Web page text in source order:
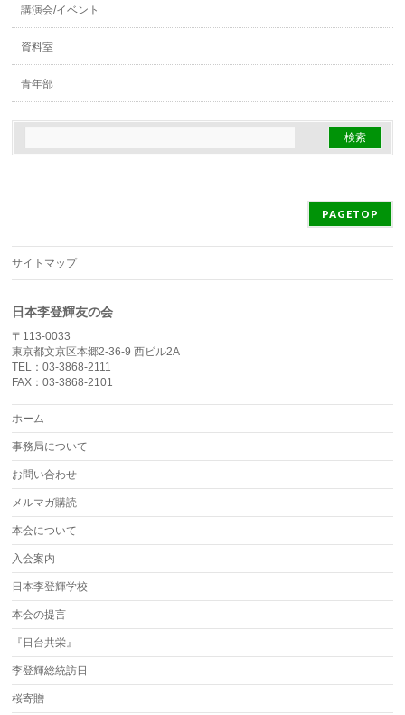
講演会/イベント
資料室
青年部
PAGETOP
サイトマップ
日本李登輝友の会
〒113-0033
東京都文京区本郷2-36-9 西ビル2A
TEL：03-3868-2111
FAX：03-3868-2101
ホーム
事務局について
お問い合わせ
メルマガ購読
本会について
入会案内
日本李登輝学校
本会の提言
『日台共栄』
李登輝総統訪日
桜寄贈